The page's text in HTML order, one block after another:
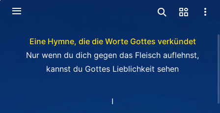
Eine Hymne, die die Worte Gottes verkündet
Nur wenn du dich gegen das Fleisch auflehnst,
kannst du Gottes Lieblichkeit sehen
I